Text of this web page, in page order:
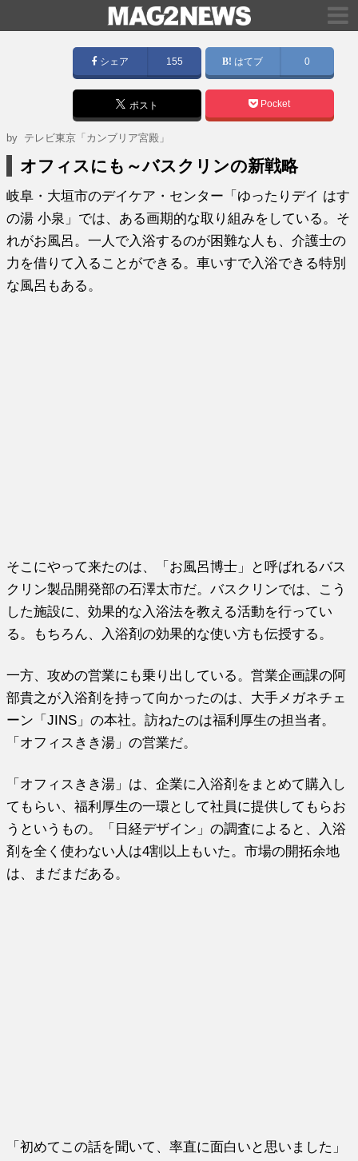
シェア 155 はてブ 0
ポスト Pocket
by テレビ東京「カンブリア宮殿」
オフィスにも～バスクリンの新戦略
岐阜・大垣市のデイケア・センター「ゆったりデイ はす
の湯 小泉」では、ある画期的な取り組みをしている。そ
れがお風呂。一人で入浴するのが困難な人も、介護士の
力を借りて入ることができる。車いすで入浴できる特別
な風呂もある。
そこにやって来たのは、「お風呂博士」と呼ばれるバス
クリン製品開発部の石澤太市だ。バスクリンでは、こう
した施設に、効果的な入浴法を教える活動を行ってい
る。もちろん、入浴剤の効果的な使い方も伝授する。
一方、攻めの営業にも乗り出している。営業企画課の阿
部貴之が入浴剤を持って向かったのは、大手メガネチェ
ーン「JINS」の本社。訪ねたのは福利厚生の担当者。
「オフィスきき湯」の営業だ。
「オフィスきき湯」は、企業に入浴剤をまとめて購入し
てもらい、福利厚生の一環として社員に提供してもらお
うというもの。「日経デザイン」の調査によると、入浴
剤を全く使わない人は4割以上もいた。市場の開拓余地
は、まだまだある。
「初めてこの話を聞いて、率直に面白いと思いました」